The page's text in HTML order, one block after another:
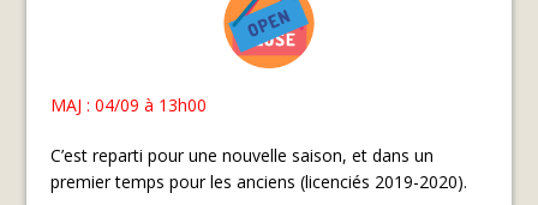
MAJ : 04/09 à 13h00
C’est reparti pour une nouvelle saison, et dans un
premier temps pour les anciens (licenciés 2019-2020).